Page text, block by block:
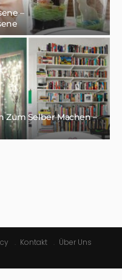
–
Zum Selber Machen –
Kontakt Über Uns